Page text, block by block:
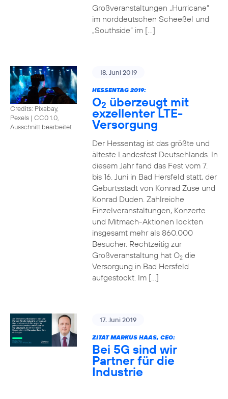
Großveranstaltungen „Hurricane“
im norddeutschen Scheeßel und
„Southside“ im […]
Credits: Pixabay,
Pexels | CC0 1.0,
Ausschnitt bearbeitet
18. Juni 2019
HESSENTAG 2019:
O2 überzeugt mit
exzellenter LTE-
Versorgung
Der Hessentag ist das größte und
älteste Landesfest Deutschlands. In
diesem Jahr fand das Fest vom 7.
bis 16. Juni in Bad Hersfeld statt, der
Geburtsstadt von Konrad Zuse und
Konrad Duden. Zahlreiche
Einzelveranstaltungen, Konzerte
und Mitmach-Aktionen lockten
insgesamt mehr als 860.000
Besucher. Rechtzeitig zur
Großveranstaltung hat O2die
Versorgung in Bad Hersfeld
aufgestockt. Im […]
17. Juni 2019
ZITAT MARKUS HAAS, CEO:
Bei 5G sind wir
Partner für die
Industrie